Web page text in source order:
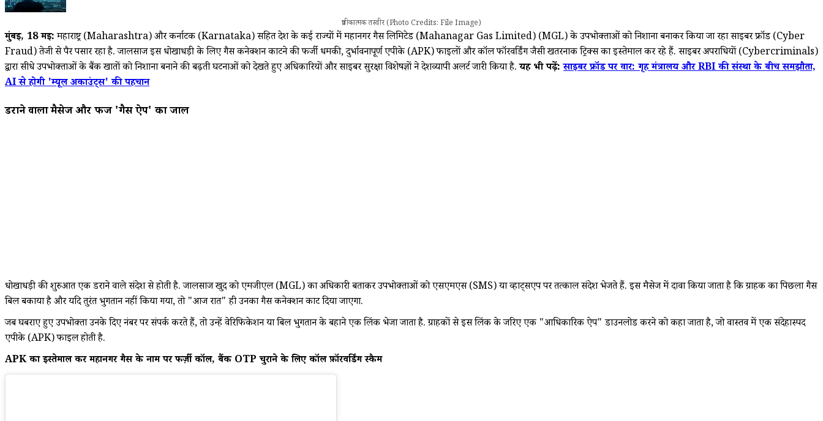
प्रतीकात्मक तस्वीर (Photo Credits: File Image)
मुंबई, 18मई:महाराष्ट्र (Maharashtra) और कर्नाटक (Karnataka) सहित देश के कई राज्यों में महानगर गैस लिमिटेड (Mahanagar Gas Limited) (MGL) के उपभोक्ताओं को निशाना बनाकर किया जा रहा साइबर फ्रॉड (Cyber ​​
Fraud) तेजी से पैर पसार रहा है. जालसाज इस धोखाधड़ी के लिए गैस कनेक्शन काटने की फर्जी धमकी, दुर्भावनापूर्ण एपीके (APK) फाइलों और कॉल फॉरवर्डिंग जैसी खतरनाक ट्रिक्स का इस्तेमाल कर रहे हैं. साइबर अपराधियों (Cybercriminals)
द्वारा सीधे उपभोक्ताओं के बैंक खातों को निशाना बनाने की बढ़ती घटनाओं को देखते हुए अधिकारियों और साइबर सुरक्षा विशेषज्ञों ने देशव्यापी अलर्ट जारी किया है.यह भी पढ़ें:साइबर फ्रॉड पर वार: गृह मंत्रालय और RBI की संस्था के बीच समझौता,
AI से होगी 'म्यूल अकाउंट्स' की पहचान
डराने वाला मैसेज और फर्जी 'गैस ऐप' का जाल
धोखाधड़ी की शुरुआत एक डराने वाले संदेश से होती है. जालसाज खुद को एमजीएल (MGL) का अधिकारी बताकर उपभोक्ताओं को एसएमएस (SMS) या व्हाट्सएप पर तत्काल संदेश भेजते हैं. इस मैसेज में दावा किया जाता है कि ग्राहक का पिछला गैस
बिल बकाया है और यदि तुरंत भुगतान नहीं किया गया, तो "आज रात" ही उनका गैस कनेक्शन काट दिया जाएगा.
जब घबराए हुए उपभोक्ता उनके दिए नंबर पर संपर्क करते हैं, तो उन्हें वेरिफिकेशन या बिल भुगतान के बहाने एक लिंक भेजा जाता है. ग्राहकों से इस लिंक के जरिए एक "आधिकारिक ऐप" डाउनलोड करने को कहा जाता है, जो वास्तव में एक संदेहास्पद
एपीके (APK) फाइल होती है.
APK का इस्तेमाल कर महानगर गैस के नाम पर फर्ज़ी कॉल, बैंक OTP चुराने के लिए कॉल फ़ॉरवर्डिंग स्कैम